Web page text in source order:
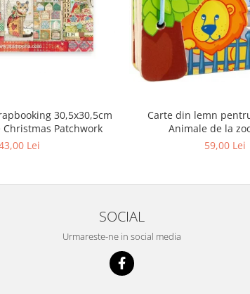
30,5х30,5cm
Christmas Patchwork
Lei
Carte din lemn
Animale de la
59,00 Lei
SOCIAL
Urmareste-ne in social media